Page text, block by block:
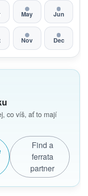
May Jun
Nov Dec
co víš, ať to mají
Find a
ferrata
partner